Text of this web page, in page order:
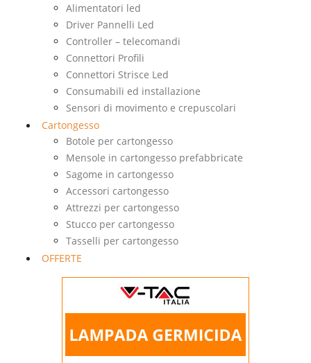
Alimentatori led
Driver Pannelli Led
Controller – telecomandi
Connettori Profili
Connettori Strisce Led
Consumabili ed installazione
Sensori di movimento e crepuscolari
Cartongesso
Botole per cartongesso
Mensole in cartongesso prefabbricate
Sagome in cartongesso
Accessori cartongesso
Attrezzi per cartongesso
Stucco per cartongesso
Tasselli per cartongesso
OFFERTE